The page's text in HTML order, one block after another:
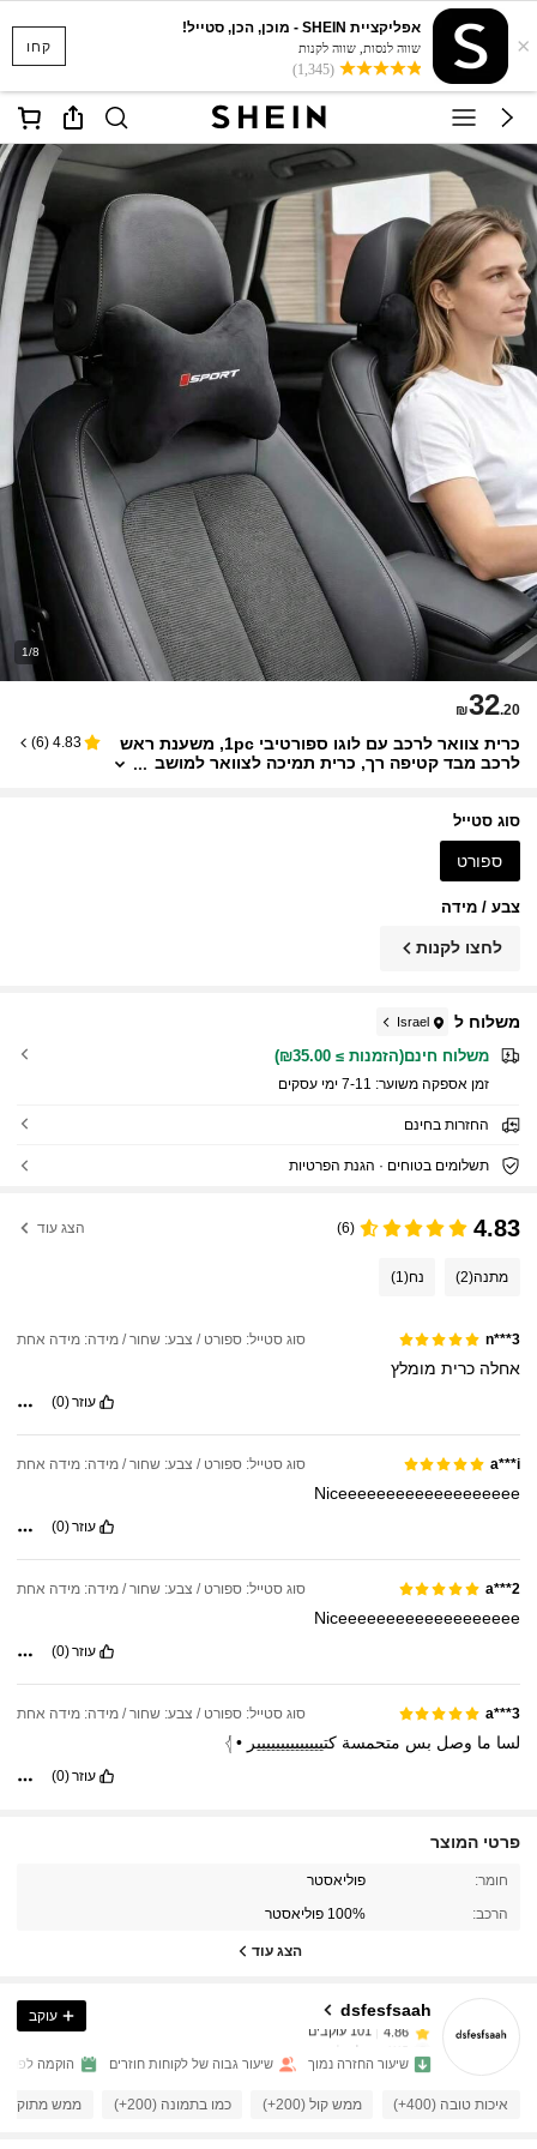
קחו ×
אפליקציית SHEIN - מוכן, הכן, סטייל!
שווה לנסות, שווה לקנות
(1,345)
1/8
₪32.20
כרית צוואר לרכב עם לוגו ספורטיבי 1pc, משענת ראש
לרכב מבד קטיפה רך, כרית תמיכה לצוואר למושב
4.83
(
6
)
סוג סטייל
ספורט
צבע / מידה
לחצו לקנות
משלוח ל Israel
משלוח חינם(הזמנות ≥ ₪35.00)
זמן אספקה ​​משוער: 7-11 ימי עסקים
החזרות בחינם
תשלומים בטוחים · הגנת הפרטיות
4.83
(6) הצג עוד
מתנה(2) נח(1)
n***3 סוג סטייל: ספורט / צבע: שחור / מידה: מידה אחת
אחלהכרית מומלץ
עוזר(0)
a***i סוג סטייל: ספורט / צבע: שחור / מידה: מידה אחת
Niceeeeeeeeeeeeeeeeeee
עוזר(0)
a***2 סוג סטייל: ספורט / צבע: שחור / מידה: מידה אחת
Niceeeeeeeeeeeeeeeeeee
עוזר(0)
a***3 סוג סטייל: ספורט / צבע: שחור / מידה: מידה אחת
لسا ما وصل بس متحمسةكتيييييييييييييير•
𓂆
עוזר(0)
פרטי המוצר
חומר: פוליאסטר
הרכב: 100% פוליאסטר
הצג עוד
dsfesfsaah
4.86
101 עוקבים
g***8
שילםלפני יום אחד
עוקב
שיעור החזרה נמוך שיעור גבוה של לקוחות חוזרים הוקמה לפני
איכות טובה (400+) ממש קול (200+) כמו בתמונה (200+) ממש מתוק (200+)